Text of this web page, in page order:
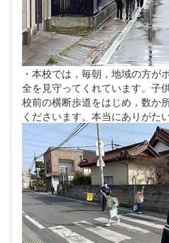
・本校では，毎朝，地域の方が
全を見守ってくれています。子
校前の横断歩道をはじめ，数か
くださいます。本当にありがた